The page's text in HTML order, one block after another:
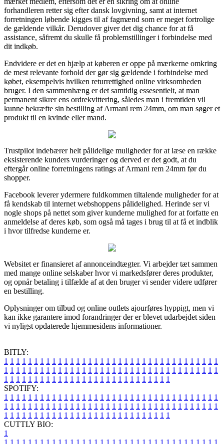
forhandleren retter sig efter dansk lovgivning, samt at internet
forretningen løbende kigges til af fagmænd som er meget fortrolige
de gældende vilkår. Derudover giver det dig chance for at få
assistance, såfremt du skulle få problemstillinger i forbindelse med
dit indkøb.
Endvidere er det en hjælp at køberen er oppe på mærkerne omkring
de mest relevante forhold der gør sig gældende i forbindelse med
købet, eksempelvis hvilken returrettighed online virksomheden
bruger. I den sammenhæng er det samtidig essesentielt, at man
permanent sikrer ens ordrekvittering, således man i fremtiden vil
kunne bekræfte sin bestilling af Armani rem 24mm, om man søger et
produkt til en kvinde eller mand.
Trustpilot indebærer helt pålidelige muligheder for at læse en række
eksisterende kunders vurderinger og derved er det godt, at du
eftergår online forretningens ratings af Armani rem 24mm før du
shopper.
Facebook leverer ydermere fuldkommen tiltalende muligheder for at
få kendskab til internet webshoppens pålidelighed. Herinde ser vi
nogle shops på nettet som giver kunderne mulighed for at forfatte en
anmeldelse af deres køb, som også må tages i brug til at få et indblik
i hvor tilfredse kunderne er.
Websitet er finansieret af annonceindtægter. Vi arbejder tæt sammen
med mange online selskaber hvor vi markedsfører deres produkter,
og opnår betaling i tilfælde af at den bruger vi sender videre udfører
en bestilling.
Oplysninger om tilbud og online outlets ajourføres hyppigt, men vi
kan ikke garantere imod forandringer der er blevet udarbejdet siden
vi nyligst opdaterede hjemmesidens informationer.
BITLY:
1 1 1 1 1 1 1 1 1 1 1 1 1 1 1 1 1 1 1 1 1 1 1 1 1 1 1 1 1 1 1 1 1 1 1 1
1 1 1 1 1 1 1 1 1 1 1 1 1 1 1 1 1 1 1 1 1 1 1 1 1 1 1 1 1 1 1 1 1 1 1 1
1 1 1 1 1 1 1 1 1 1 1 1 1 1 1 1 1 1 1 1 1 1 1 1 1 1 1 1
SPOTIFY:
1 1 1 1 1 1 1 1 1 1 1 1 1 1 1 1 1 1 1 1 1 1 1 1 1 1 1 1 1 1 1 1 1 1 1 1
1 1 1 1 1 1 1 1 1 1 1 1 1 1 1 1 1 1 1 1 1 1 1 1 1 1 1 1 1 1 1 1 1 1 1 1
1 1 1 1 1 1 1 1 1 1 1 1 1 1 1 1 1 1 1 1 1 1 1 1 1 1 1 1
CUTTLY BIO:
1
1 1 1 1 1 1 1 1 1 1 1 1 1 1 1 1 1 1 1 1 1 1 1 1 1 1 1 1 1 1 1 1 1 1 1 1